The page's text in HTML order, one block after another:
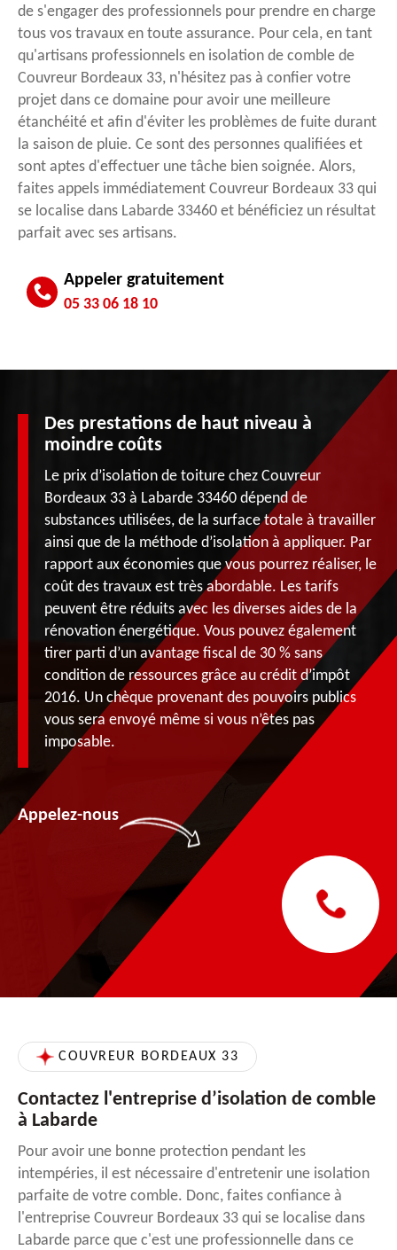
de s'engager des professionnels pour prendre en charge
tous vos travaux en toute assurance. Pour cela, en tant
qu'artisans professionnels en isolation de comble de
Couvreur Bordeaux 33, n'hésitez pas à confier votre
projet dans ce domaine pour avoir une meilleure
étanchéité et afin d'éviter les problèmes de fuite durant
la saison de pluie. Ce sont des personnes qualifiées et
sont aptes d'effectuer une tâche bien soignée. Alors,
faites appels immédiatement Couvreur Bordeaux 33 qui
se localise dans Labarde 33460 et bénéficiez un résultat
parfait avec ses artisans.
Appeler gratuitement
05 33 06 18 10
Des prestations de haut niveau à
moindre coûts
Le prix d’isolation de toiture chez Couvreur
Bordeaux 33 à Labarde 33460 dépend de
substances utilisées, de la surface totale à travailler
ainsi que de la méthode d’isolation à appliquer. Par
rapport aux économies que vous pourrez réaliser, le
coût des travaux est très abordable. Les tarifs
peuvent être réduits avec les diverses aides de la
rénovation énergétique. Vous pouvez également
tirer parti d’un avantage fiscal de 30 % sans
condition de ressources grâce au crédit d’impôt
2016. Un chèque provenant des pouvoirs publics
vous sera envoyé même si vous n’êtes pas
imposable.
Appelez-nous
COUVREUR BORDEAUX 33
Contactez l'entreprise d’isolation de comble
à Labarde
Pour avoir une bonne protection pendant les
intempéries, il est nécessaire d'entretenir une isolation
parfaite de votre comble. Donc, faites confiance à
l'entreprise Couvreur Bordeaux 33 qui se localise dans
Labarde parce que c'est une professionnelle dans ce